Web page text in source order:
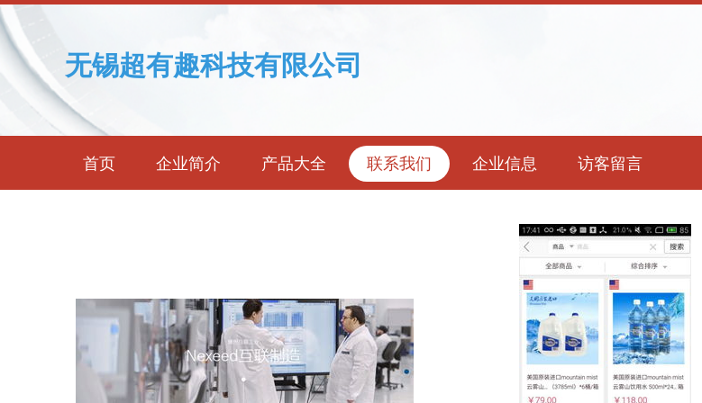
无锡超有趣科技有限公司
首页 企业简介 产品大全 联系我们 企业信息 访客留言